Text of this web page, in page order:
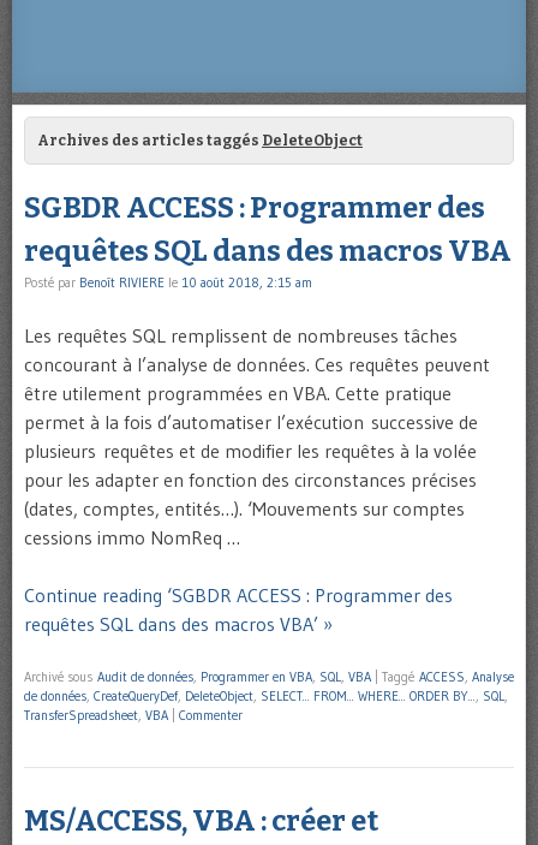
Archives des articles taggés DeleteObject
SGBDR ACCESS : Programmer des
requêtes SQL dans des macros VBA
Posté par Benoît RIVIERE le 10 août 2018, 2:15 am
Les requêtes SQL remplissent de nombreuses tâches
concourant à l’analyse de données. Ces requêtes peuvent
être utilement programmées en VBA. Cette pratique
permet à la fois d’automatiser l’exécution successive de
plusieurs requêtes et de modifier les requêtes à la volée
pour les adapter en fonction des circonstances précises
(dates, comptes, entités…). ‘Mouvements sur comptes
cessions immo NomReq …
Continue reading ‘SGBDR ACCESS : Programmer des
requêtes SQL dans des macros VBA’ »
Archivé sous Audit de données, Programmer en VBA, SQL, VBA Taggé ACCESS, Analyse
de données, CreateQueryDef, DeleteObject, SELECT... FROM... WHERE... ORDER BY..., SQL,
TransferSpreadsheet, VBA Commenter
MS/ACCESS, VBA : créer et